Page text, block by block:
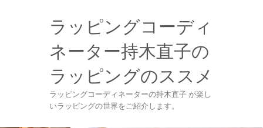
ラッピングコーディ
ネーター持木直子の
ラッピングのススメ
ラッピングコーディネーターの持木直子 が楽し
いラッピングの世界をご紹介します。